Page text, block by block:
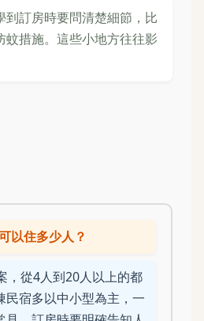
到訂房時要問清楚細節，比
蚊措施。這些小地方往往影
以住多少人？
，從4人到20人以上的都
民宿多以中小型為主，一